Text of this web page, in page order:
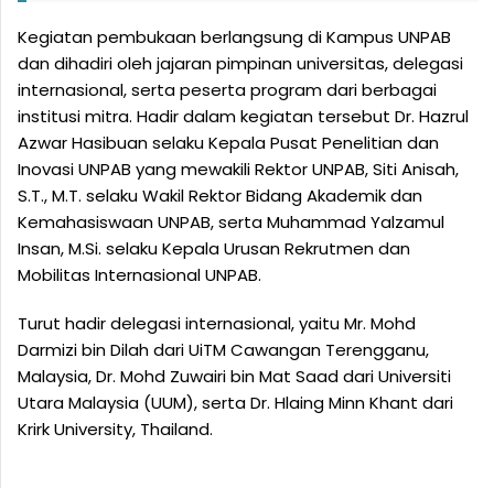
Kegiatan pembukaan berlangsung di Kampus UNPAB
dan dihadiri oleh jajaran pimpinan universitas, delegasi
internasional, serta peserta program dari berbagai
institusi mitra. Hadir dalam kegiatan tersebut Dr. Hazrul
Azwar Hasibuan selaku Kepala Pusat Penelitian dan
Inovasi UNPAB yang mewakili Rektor UNPAB, Siti Anisah,
S.T., M.T. selaku Wakil Rektor Bidang Akademik dan
Kemahasiswaan UNPAB, serta Muhammad Yalzamul
Insan, M.Si. selaku Kepala Urusan Rekrutmen dan
Mobilitas Internasional UNPAB.
Turut hadir delegasi internasional, yaitu Mr. Mohd
Darmizi bin Dilah dari UiTM Cawangan Terengganu,
Malaysia, Dr. Mohd Zuwairi bin Mat Saad dari Universiti
Utara Malaysia (UUM), serta Dr. Hlaing Minn Khant dari
Krirk University, Thailand.